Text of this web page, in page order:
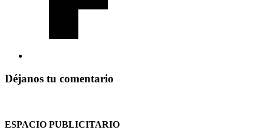
Déjanos tu comentario
ESPACIO PUBLICITARIO